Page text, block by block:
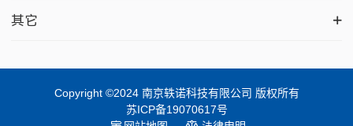
其它
Copyright ©2024 南京轶诺科技有限公司 版权所有
苏ICP备19070617号